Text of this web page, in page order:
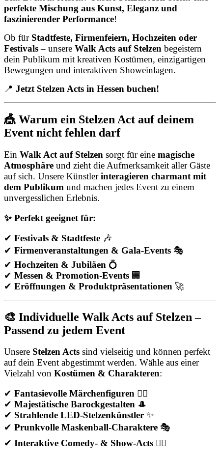
perfekte Mischung aus Kunst, Eleganz und
faszinierender Performance!
Ob für Stadtfeste, Firmenfeiern, Hochzeiten oder
Festivals– unsere Walk Acts auf Stelzen begeistern
dein Publikum mit kreativen Kostümen, einzigartigen
Bewegungen und interaktiven Showeinlagen.
📍 Jetzt Stelzen Acts in Hessen buchen!
🎪 Warum ein Stelzen Act auf deinem
Event nicht fehlen darf
Ein Walk Act auf Stelzen sorgt für eine magische
Atmosphäre und zieht die Aufmerksamkeit aller Gäste
auf sich. Unsere Künstlerinteragieren charmant mit
dem Publikum und machen jedes Event zu einem
unvergesslichen Erlebnis.
✨ Perfekt geeignet für:
✔ Festivals & Stadtfeste 🎶
✔ Firmenveranstaltungen & Gala-Events 🎭
✔ Hochzeiten & Jubiläen 💍
✔ Messen & Promotion-Events 🏢
✔ Eröffnungen & Produktpräsentationen 🚀
🎨 Individuelle Walk Acts auf Stelzen –
Passend zu jedem Event
Unsere Stelzen Acts sind vielseitig und können perfekt
auf dein Event abgestimmt werden. Wähle aus einer
Vielzahl von Kostümen & Charakteren:
✔ Fantasievolle Märchenfiguren 🧚‍♀️
✔ Majestätische Barockgestalten 🎩
✔ Strahlende LED-Stelzenkünstler ✨
✔ Prunkvolle Maskenball-Charaktere 🎭
✔ Interaktive Comedy- & Show-Acts 🤹‍♂️